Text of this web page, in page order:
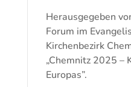
Herausgegeben
Forum im
Kirchenbezirk
„Chemnitz 2025 –
Europas”.